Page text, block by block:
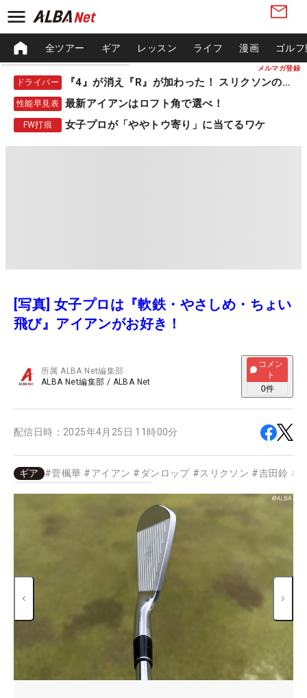
メルマガ登録
全ツアー ギア レッスン ライフ 漫画 ゴル
ドライバー 『4』が消え『R』が加わった！ スリクソンの新作
性能早見表 最新アイアンはロフト角で選べ！
FW打痕 女子プロが「ややトウ寄り」に当てるワケ
[写真] 女子プロは『軟鉄・やさしめ・ちょい
飛び』アイアンがお好き！
所属ALBA Net編集部
ALBA Net編集部 / ALBA Net
コメン
ト
0件
配信日時： 2025年4月25日 11時00分
ギア #菅楓華 #アイアン # ダンロップ #スリクソン #吉田鈴 #